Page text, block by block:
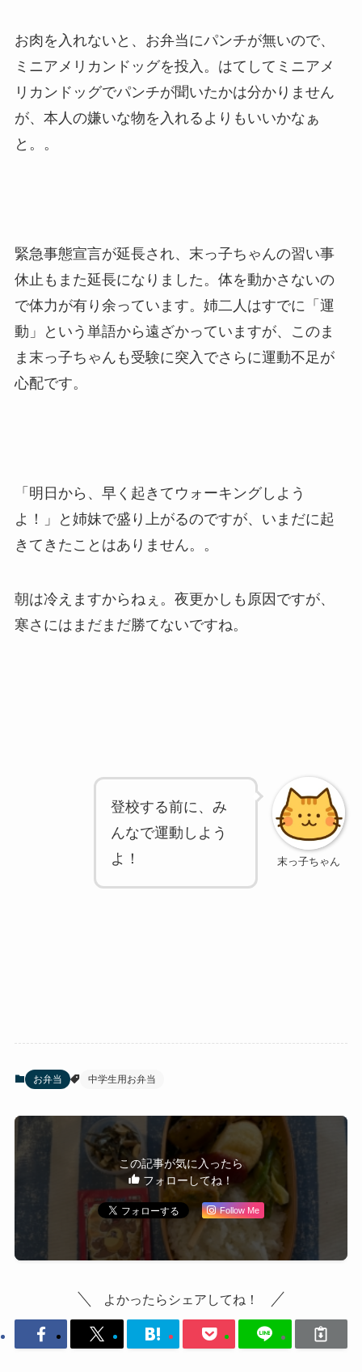
お肉を入れないと、お弁当にパンチが無いので、
ミニアメリ カンドッグを投入。はてしてミニアメ
リ カンドッグでパンチが聞いたかは分かりません
が、本人の嫌いな物を入れるよりもいいかなぁ
と。。
緊急事態宣言が延長され、末っ子ちゃんの習い事
休止もまた延長になりました。体を動かさないの
で体力が有り余っています。姉二人はすでに「運
動」という単語から遠ざかっていますが、このま
ま末っ子ちゃんも受験に突入でさらに運動不足が
心配です。
「明日から、早く起きてウォーキングしよう
よ！」と姉妹で盛り上がるのですが、いまだに起
きてきたことはありません。。
朝は冷えますからねぇ。夜更かしも原因ですが、
寒さにはまだまだ勝てないですね。
登校する前に、み
んなで運動しよう
よ！
お弁当 中学生用お弁当
この記事が気に入ったら
フォローしてね！
Follow Me
よかったらシェアしてね！